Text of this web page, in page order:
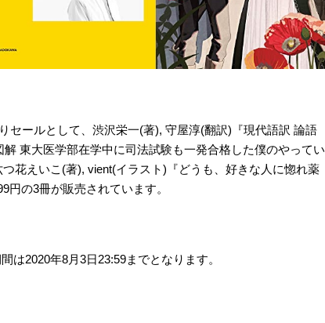
セールとして、渋沢栄一(著), 守屋淳(翻訳)『現代語訳 論語
東大医学部在学中に司法試験も一発合格した僕のやってい
花えいこ(著), vient(イラスト)『どうも、好きな人に惚れ薬
円の3冊が販売されています。
は2020年8月3日23:59までとなります。